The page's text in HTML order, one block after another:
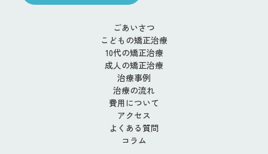
ごあいさつ
こどもの矯正治療
10代の矯正治療
成人の矯正治療
治療事例
治療の流れ
費用について
アクセス
よくある質問
コラム